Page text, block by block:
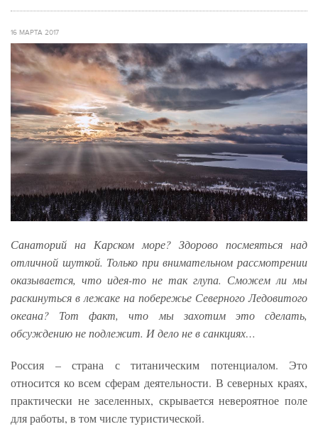
16 МАРТА 2017
Санаторий на Карском море? Здорово посмеяться над
отличной шуткой. Только при внимательном рассмотрении
оказывается, что идея-то не так глупа. Сможем ли мы
раскинуться в лежаке на побережье Северного Ледовитого
океана? Тот факт, что мы захотим это сделать,
обсуждению не подлежит. И дело не в санкциях…
Россия – страна с титаническим потенциалом. Это
относится ко всем сферам деятельности. В северных краях,
практически не заселенных, скрывается невероятное поле
для работы, в том числе туристической.